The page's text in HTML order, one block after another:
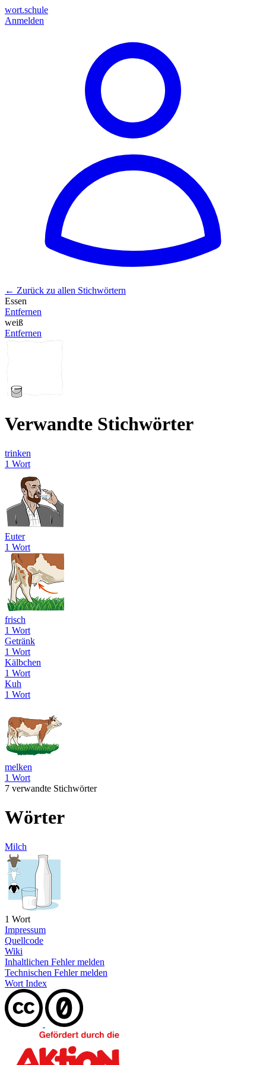
wort.schule
Anmelden
← Zurück zu allen Stichwörtern
Essen
Entfernen
weiß
Entfernen
Verwandte Stichwörter
trinken
1 Wort
Euter
1 Wort
frisch
1 Wort
Getränk
1 Wort
Kälbchen
1 Wort
Kuh
1 Wort
melken
1 Wort
7 verwandte Stichwörter
Wörter
Milch
1 Wort
Impressum
Quellcode
Wiki
Inhaltlichen Fehler melden
Technischen Fehler melden
Wort Index